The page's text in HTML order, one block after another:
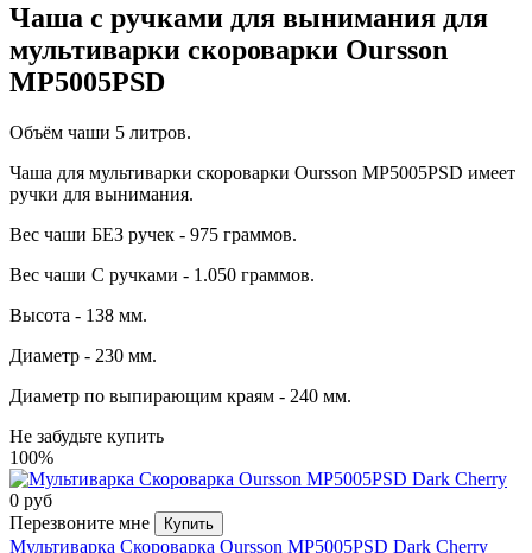
Чаша с ручками для вынимания для
мультиварки скороварки Oursson
MP5005PSD
Объём чаши 5 литров.
Чаша для мультиварки скороварки Oursson MP5005PSD имеет
ручки для вынимания.
Вес чаши БЕЗ ручек - 975 граммов.
Вес чаши С ручками - 1.050 граммов.
Высота - 138 мм.
Диаметр - 230 мм.
Диаметр по выпирающим краям - 240 мм.
Не забудьте купить
100%
0 руб
Перезвоните мне
Купить
Мультиварка Скороварка Oursson MP5005PSD Dark Cherry